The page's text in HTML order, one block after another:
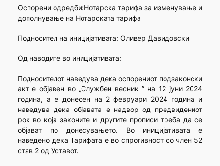
Оспорени одредби:Нотарска тарифа за изменување и
дополнување на Нотарската тарифа
Подносител на иницијативата: Оливер Давидовски
Од наводите во иницијативата:
Подносителот наведува дека оспорениот подзаконски
акт е објавен во „Службен весник ” на 12 јуни 2024
година, а е донесен на 2 февруари 2024 година и
наведува дека објавата е надвор од предвидениот
рок во која законите и другите прописи треба да се
објават по донесувањето. Во иницијативата е
наведено дека Тарифата е во спротивност со член 52
став 2 од Уставот.